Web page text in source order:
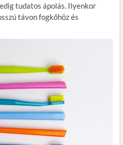
tudatos ápolás. Ilyenkor
távon fogkőhöz és